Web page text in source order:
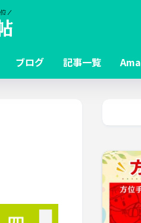
ブログ 記事一覧